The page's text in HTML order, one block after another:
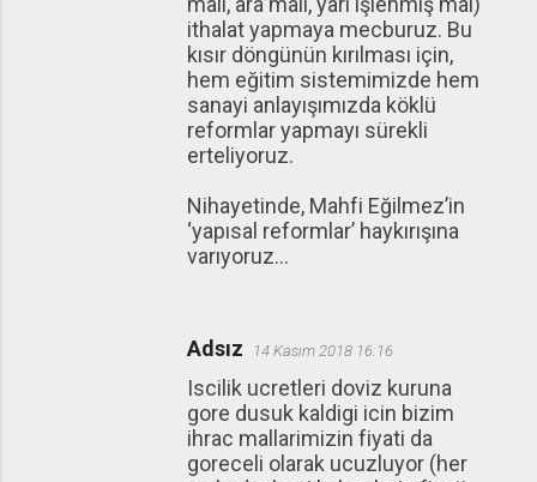
ithalat yapmaya mecburuz. Bu
kısır döngünün kırılması için,
hem eğitim sistemimizde hem
sanayi anlayışımızda köklü
reformlar yapmayı sürekli
erteliyoruz.
Nihayetinde, Mahfi Eğilmez’in
‘yapısal reformlar’ haykırışına
varıyoruz...
Adsız 14 Kasım 2018 16:16
Iscilik ucretleri doviz kuruna
gore dusuk kaldigi icin bizim
ihrac mallarimizin fiyati da
goreceli olarak ucuzluyor (her